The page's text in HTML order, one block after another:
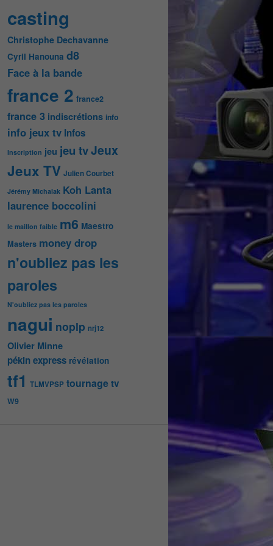
casting
Christophe Dechavanne
Cyril Hanouna d8
Face à la bande
france 2 france2
france 3 indiscrétions info
info jeux tv Infos
Inscription jeu jeu tvJeux
Jeux TV Julien Courbet
Jérémy Michalak Koh Lanta
laurence boccolini
le maillon faible m6 Maestro
Masters money drop
n'oubliez pas les
paroles
N'oubliez pas les paroles
nagui noplp nrj12
Olivier Minne
pékin express révélation
tf1 TLMVPSP tournagetv
W9